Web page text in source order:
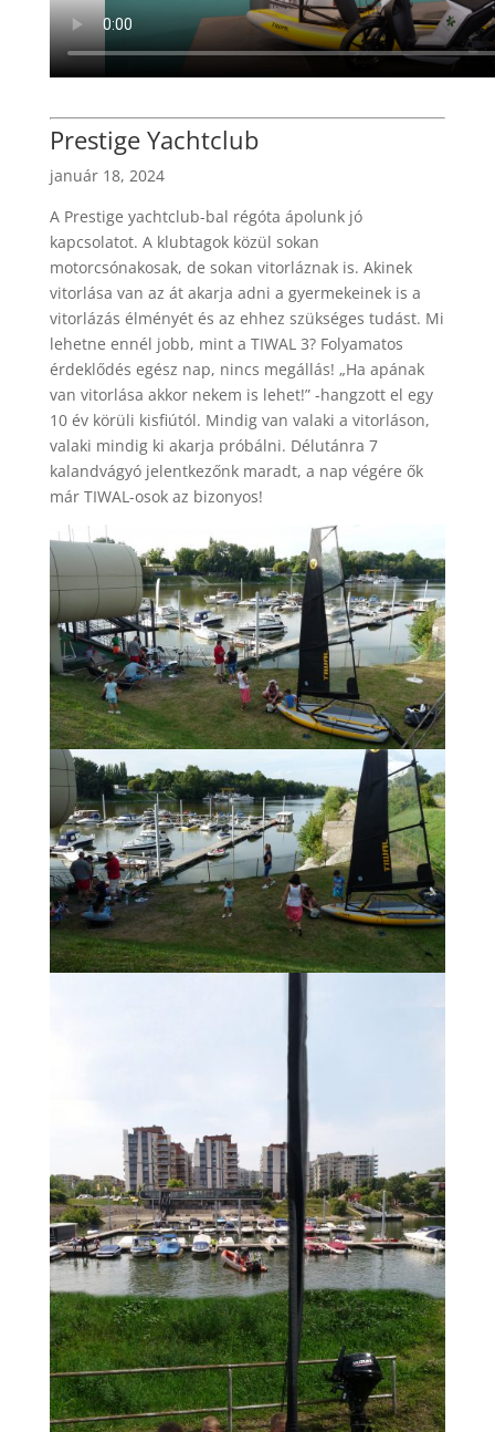
Prestige Yachtclub
január 18, 2024
A Prestige yachtclub-bal régóta ápolunk jó
kapcsolatot. A klubtagok közül sokan
motorcsónakosak, de sokan vitorláznak is. Akinek
vitorlása van az át akarja adni a gyermekeinek is a
vitorlázás élményét és az ehhez szükséges tudást. Mi
lehetne ennél jobb, mint a TIWAL 3? Folyamatos
érdeklődés egész nap, nincs megállás! „Ha apának
van vitorlása akkor nekem is lehet!” -hangzott el egy
10 év körüli kisfiútól. Mindig van valaki a vitorláson,
valaki mindig ki akarja próbálni. Délutánra 7
kalandvágyó jelentkezőnk maradt, a nap végére ők
már TIWAL-osok az bizonyos!